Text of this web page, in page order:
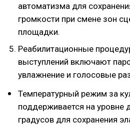
автоматизма для
громкости при смене зон
площадки.
Реабилитационные
выступлений включают
увлажнение и голосовые
Температурный режим за
поддерживается на уровне
градусов для сохранения